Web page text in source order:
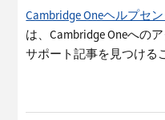
Cambridge Oneヘルプセ
は、Cambridge Oneへの
サポート記事を見つける